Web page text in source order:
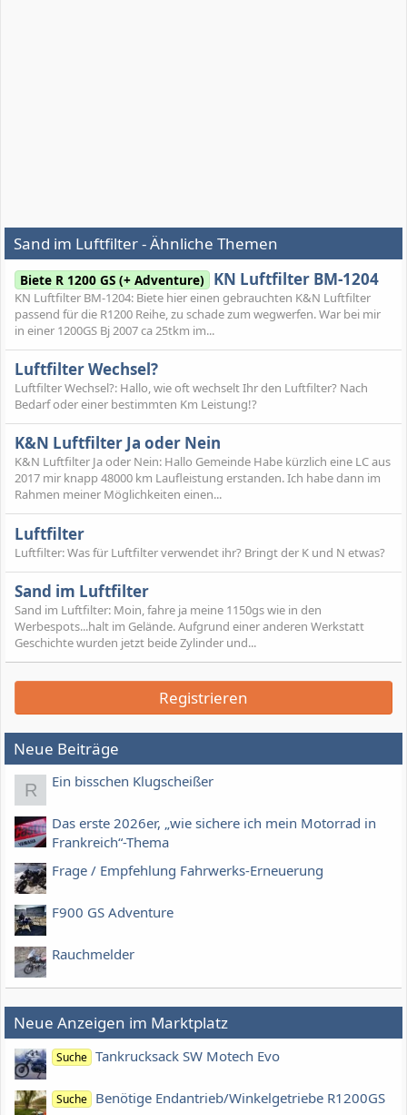
Sand im Luftfilter - Ähnliche Themen
Biete R 1200 GS (+ Adventure) KN Luftfilter BM-1204
KN Luftfilter BM-1204: Biete hier einen gebrauchten K&N Luftfilter
passend für die R1200 Reihe, zu schade zum wegwerfen. War bei mir
in einer 1200GS Bj 2007 ca 25tkm im...
Luftfilter Wechsel?
Luftfilter Wechsel?: Hallo, wie oft wechselt Ihr den Luftfilter? Nach
Bedarf oder einer bestimmten Km Leistung!?
K&N Luftfilter Ja oder Nein
K&N Luftfilter Ja oder Nein: Hallo Gemeinde Habe kürzlich eine LC aus
2017 mir knapp 48000 km Laufleistung erstanden. Ich habe dann im
Rahmen meiner Möglichkeiten einen...
Luftfilter
Luftfilter: Was für Luftfilter verwendet ihr? Bringt der K und N etwas?
Sand im Luftfilter
Sand im Luftfilter: Moin, fahre ja meine 1150gs wie in den
Werbespots...halt im Gelände. Aufgrund einer anderen Werkstatt
Geschichte wurden jetzt beide Zylinder und...
Registrieren
Neue Beiträge
R Ein bisschen Klugscheißer
Das erste 2026er, „wie sichere ich mein Motorrad in
Frankreich“-Thema
Frage / Empfehlung Fahrwerks-Erneuerung
F900 GS Adventure
Rauchmelder
Neue Anzeigen im Marktplatz
Suche Tankrucksack SW Motech Evo
Suche Benötige Endantrieb/Winkelgetriebe R1200GS